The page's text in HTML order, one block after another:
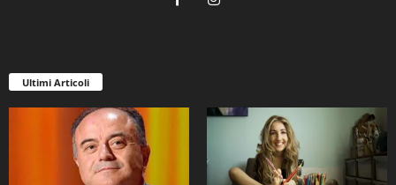
Ultimi Articoli